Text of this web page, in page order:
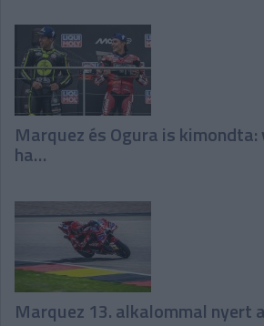
Marquez és Ogura is
ha…
Marquez 13. alkalommal nyert